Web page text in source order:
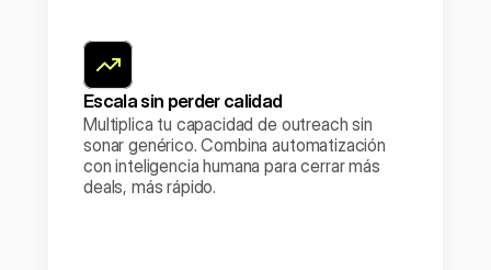
Escala sin perder calidad
Multiplica tu capacidad de outreach sin
sonar genérico. Combina automatización
con inteligencia humana para cerrar más
deals, más rápido.